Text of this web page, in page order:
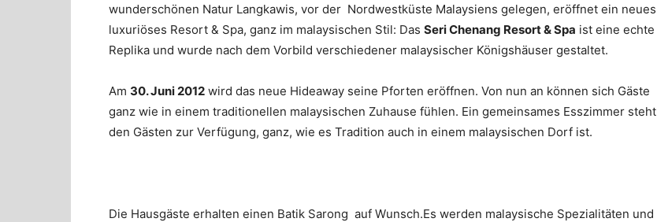
wunderschönen Natur Langkawis, vor der Nordwestküste Malaysiens gelegen, eröffnet ein neues
luxuriöses Resort & Spa, ganz im malaysischen Stil: Das Seri Chenang Resort & Spa ist eine echte
Replika und wurde nach dem Vorbild verschiedener malaysischer Königshäuser gestaltet.
Am 30. Juni 2012 wird das neue Hideaway seine Pforten eröffnen. Von nun an können sich Gäste
ganz wie in einem traditionellen malaysischen Zuhause fühlen. Ein gemeinsames Esszimmer steht
den Gästen zur Verfügung, ganz, wie es Tradition auch in einem malaysischen Dorf ist.
Die Hausgäste erhalten einen Batik Sarong auf Wunsch.Es werden malaysische Spezialitäten und